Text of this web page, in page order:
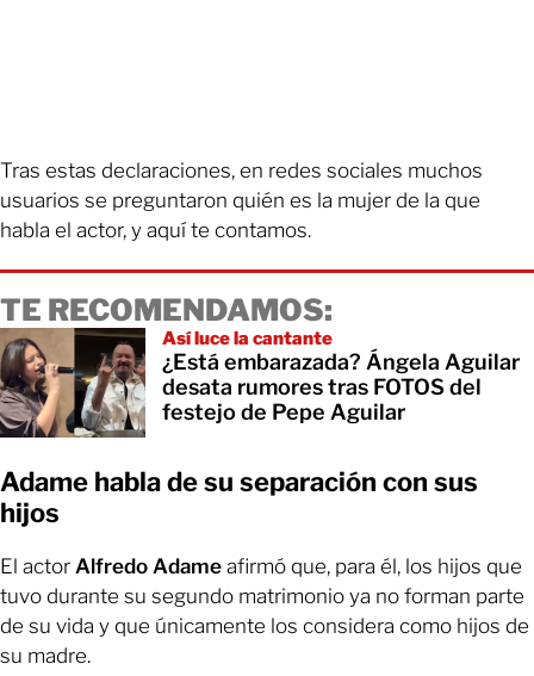
Tras estas declaraciones, en redes sociales muchos
usuarios se preguntaron quién es la mujer de la que
habla el actor, y aquí te contamos.
TE RECOMENDAMOS:
Así luce la cantante
¿Está embarazada? Ángela Aguilar
desata rumores tras FOTOS del
festejo de Pepe Aguilar
Adame habla de su separación con sus
hijos
El actor Alfredo Adame afirmó que, para él, los hijos que
tuvo durante su segundo matrimonio ya no forman parte
de su vida y que únicamente los considera como hijos de
su madre.